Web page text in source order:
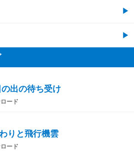
出の待ち受け
ード
りと飛行機雲
ード